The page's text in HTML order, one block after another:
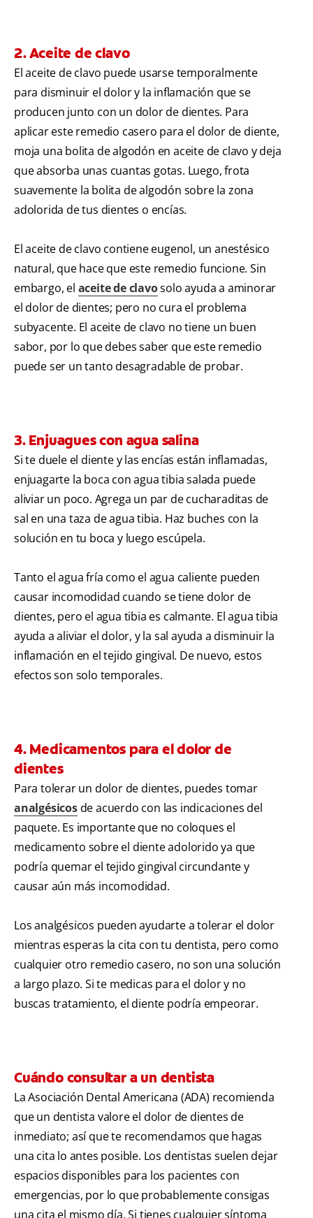
2. Aceite de clavo
El aceite de clavo puede usarse temporalmente
para disminuir el dolor y la inflamación que se
producen junto con un dolor de dientes. Para
aplicar este remedio casero para el dolor de diente,
moja una bolita de algodón en aceite de clavo y deja
que absorba unas cuantas gotas. Luego, frota
suavemente la bolita de algodón sobre la zona
adolorida de tus dientes o encías.
El aceite de clavo contiene eugenol, un anestésico
natural, que hace que este remedio funcione. Sin
embargo, el aceite de clavosolo ayuda a aminorar
el dolor de dientes; pero no cura el problema
subyacente. El aceite de clavo no tiene un buen
sabor, por lo que debes saber que este remedio
puede ser un tanto desagradable de probar.
3. Enjuagues con agua salina
Si te duele el diente y las encías están inflamadas,
enjuagarte la boca con agua tibia salada puede
aliviar un poco. Agrega un par de cucharaditas de
sal en una taza de agua tibia. Haz buches con la
solución en tu boca y luego escúpela.
Tanto el agua fría como el agua caliente pueden
causar incomodidad cuando se tiene dolor de
dientes, pero el agua tibia es calmante. El agua tibia
ayuda a aliviar el dolor, y la sal ayuda a disminuir la
inflamación en el tejido gingival. De nuevo, estos
efectos son solo temporales.
4. Medicamentos para el dolor de
dientes
Para tolerar un dolor de dientes, puedes tomar
analgésicosde acuerdo con las indicaciones del
paquete. Es importante que no coloques el
medicamento sobre el diente adolorido ya que
podría quemar el tejido gingival circundante y
causar aún más incomodidad.
Los analgésicos pueden ayudarte a tolerar el dolor
mientras esperas la cita con tu dentista, pero como
cualquier otro remedio casero, no son una solución
a largo plazo. Si te medicas para el dolor y no
buscas tratamiento, el diente podría empeorar.
Cuándo consultar a un dentista
La Asociación Dental Americana (ADA) recomienda
que un dentista valore el dolor de dientes de
inmediato; así que te recomendamos que hagas
una cita lo antes posible. Los dentistas suelen dejar
espacios disponibles para los pacientes con
emergencias, por lo que probablemente consigas
una cita el mismo día. Si tienes cualquier síntoma